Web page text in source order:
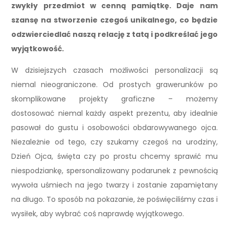
zwykły przedmiot w cenną pamiątkę. Daje nam
szansę na stworzenie czegoś unikalnego, co będzie
odzwierciedlać naszą relację z tatą i podkreślać jego
wyjątkowość.
W dzisiejszych czasach możliwości personalizacji są
niemal nieograniczone. Od prostych grawerunków po
skomplikowane projekty graficzne – możemy
dostosować niemal każdy aspekt prezentu, aby idealnie
pasował do gustu i osobowości obdarowywanego ojca.
Niezależnie od tego, czy szukamy czegoś na urodziny,
Dzień Ojca, święta czy po prostu chcemy sprawić mu
niespodziankę, spersonalizowany podarunek z pewnością
wywoła uśmiech na jego twarzy i zostanie zapamiętany
na długo. To sposób na pokazanie, że poświęciliśmy czas i
wysiłek, aby wybrać coś naprawdę wyjątkowego.